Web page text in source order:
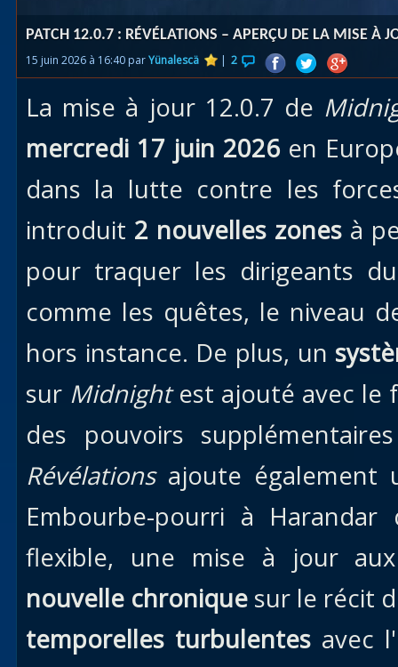
des îles
le vol
Uldum
Val
PATCH 12.0.7 : RÉVÉLATIONS – APERÇU DE LA MISE À
15 juin 2026 à 16:40 parYünalescä | 2
La mise à jour 12.0.7 de
mercredi 17 juin 2026 en
dans la lutte contre les
introduit 2 nouvelles zones à
pour traquer les dirigeants
comme les quêtes, le niveau
hors instance. De plus, un
sur Midnightest ajouté avec le
des pouvoirs
Révélationsajoute également
Embourbe-pourri à
flexible, une mise à jour
nouvelle chronique sur le récit
temporelles turbulentesavec